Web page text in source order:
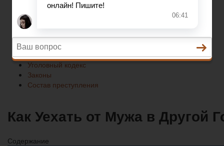
Состав преступления
Право на защиту
Гражданский кодекс
Освобождение
Уголовный кодекс
Законы
Состав преступления
Как Уехать от Мужа в Другой
Содержание